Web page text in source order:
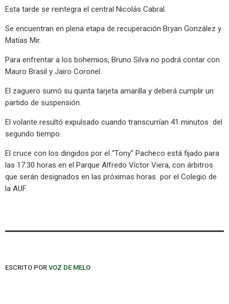
Esta tarde se reintegra el central Nicolás Cabral.
Se encuentran en plena etapa de recuperación Bryan González y
Matías Mir.
Para enfrentar a los bohemios, Bruno Silva no podrá contar con
Mauro Brasil y Jairo Coronel.
El zaguero sumó su quinta tarjeta amarilla y deberá cumplir un
partido de suspensión.
El volante resultó expulsado cuando transcurrían 41 minutos del
segundo tiempo.
El cruce con los dirigidos por el “Tony” Pacheco está fijado para
las 17:30 horas en el Parque Alfredo Víctor Viera, con árbitros
que serán designados en las próximas horas por el Colegio de
la AUF.
ESCRITO POR VOZ DE MELO